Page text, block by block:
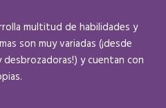
multitud de habilidades y
son muy variadas (¡desde
desbrozadoras!) y cuentan con